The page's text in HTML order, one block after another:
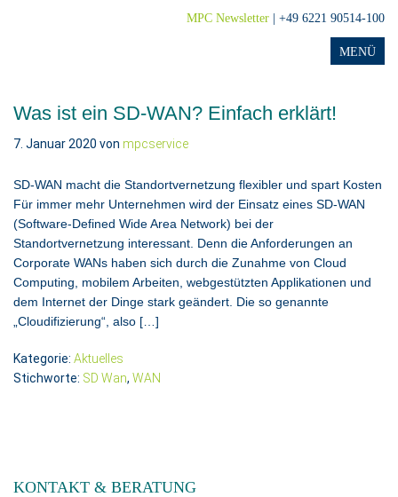
MPC Newsletter | +49 6221 90514-100
Was ist ein SD-WAN? Einfach erklärt!
7. Januar 2020 von mpcservice
SD-WAN macht die Standortvernetzung flexibler und spart Kosten
Für immer mehr Unternehmen wird der Einsatz eines SD-WAN
(Software-Defined Wide Area Network) bei der
Standortvernetzung interessant. Denn die Anforderungen an
Corporate WANs haben sich durch die Zunahme von Cloud
Computing, mobilem Arbeiten, webgestützten Applikationen und
dem Internet der Dinge stark geändert. Die so genannte
„Cloudifizierung“, also […]
Kategorie: Aktuelles
Stichworte: SD Wan, WAN
KONTAKT & BERATUNG